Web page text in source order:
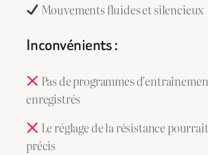
Mouvements fluides et silencieux
Inconvénients :
Pas de programmes
enregistrés
Le réglage de la résistance
précis